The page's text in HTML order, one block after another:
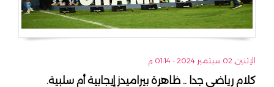
الإثنين, 02 سبتمبر 2024 - 01:14 م
كلام رياضي جدا .. ظاهرة بيراميدز إيجابية أم سلبية.